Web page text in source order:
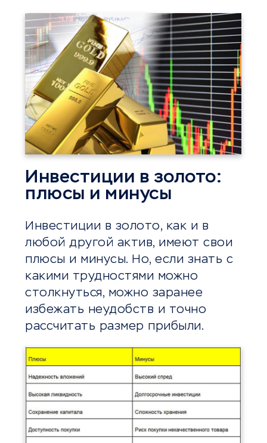
Инвестиции в золото:
плюсы и минусы
Инвестиции в золото, как и в
любой другой актив, имеют свои
плюсы и минусы. Но, если знать с
какими трудностями можно
столкнуться, можно заранее
избежать неудобств и точно
рассчитать размер прибыли.